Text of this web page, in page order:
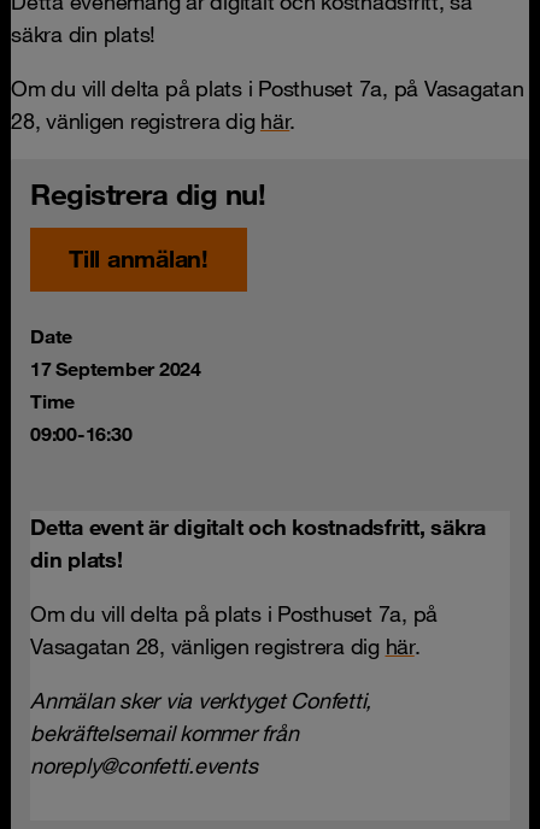
säkra din plats!
Om du vill delta på plats i Posthuset 7a, på Vasagatan
28, vänligen registrera dig här.
Registrera dig nu!
Till anmälan!
Date
17 September 2024
Time
09:00-16:30
Detta event är digitalt och kostnadsfritt, säkra
din plats!
Om du vill delta på plats i Posthuset 7a, på
Vasagatan 28, vänligen registrera dig här.
Anmälan sker via verktyget Confetti,
bekräftelsemail kommer från
noreply@confetti.events